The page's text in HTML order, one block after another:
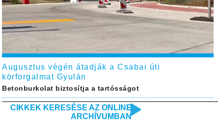
Augusztus végén átadják a Csabai úti
körforgalmat Gyulán
Betonburkolat biztosítja a tartósságot
CIKKEK KERESÉSE AZ ONLINE
ARCHÍVUMBAN